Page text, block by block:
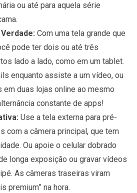
ou até para aquela série
Com uma tela grande que
pode ter dois ou até três
lado a lado, como em um tablet.
enquanto assiste a um vídeo, ou
em duas lojas online ao mesmo
constante de apps!
Use a tela externa para pré-
com a câmera principal, que tem
Ou apoie o celular dobrado
longa exposição ou gravar vídeos
As câmeras traseiras viram
premium” na hora.